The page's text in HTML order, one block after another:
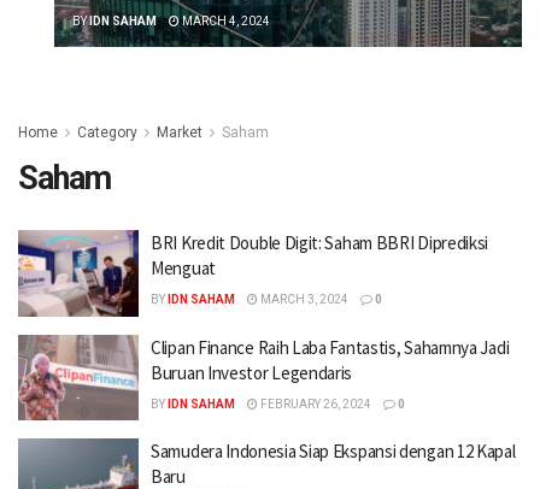
BY IDN SAHAM MARCH 4, 2024
Home Category Market Saham
Saham
BRI Kredit Double Digit: Saham BBRI Diprediksi
Menguat
BY IDN SAHAM MARCH 3, 2024 0
Clipan Finance Raih Laba Fantastis, Sahamnya Jadi
Buruan Investor Legendaris
BY IDN SAHAM FEBRUARY 26, 2024 0
Samudera Indonesia Siap Ekspansi dengan 12 Kapal
Baru